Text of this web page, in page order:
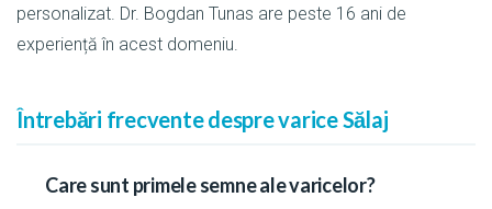
personalizat. Dr. Bogdan Tunas are peste 16 ani de
experiență în acest domeniu.
Întrebări frecvente despre varice Sălaj
Care sunt primele semne ale varicelor?